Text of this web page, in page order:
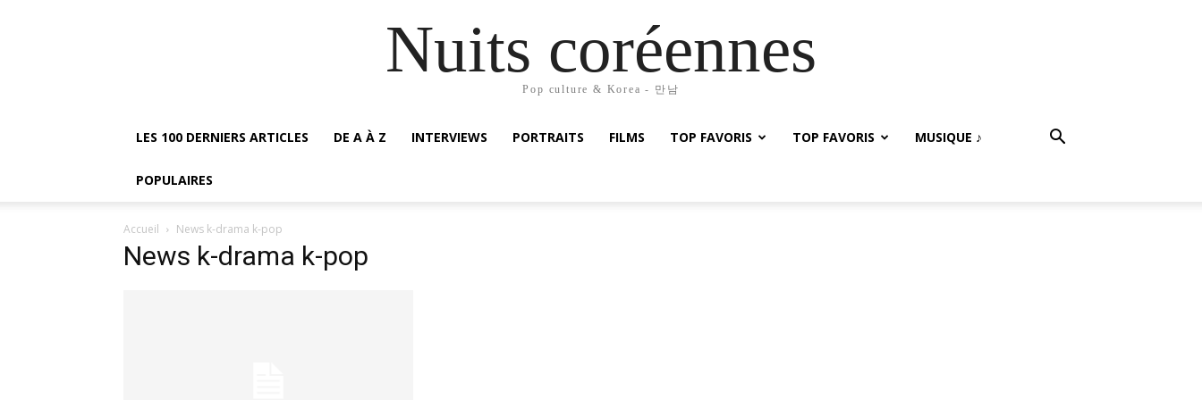
Nuits coréennes
Pop culture & Korea - 만남
LES 100 DERNIERS ARTICLES DE A À Z INTERVIEWS PORTRAITS FILMS TOP FAVORIS TOP FAVORIS MUSIQUE ♪
POPULAIRES
Accueil News k-drama k-pop
News k-drama k-pop